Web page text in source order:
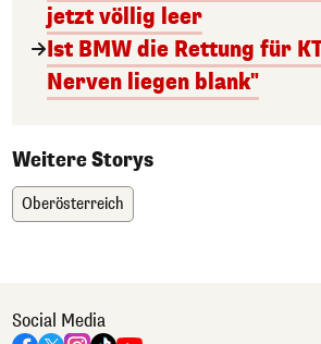
jetzt völlig leer
Ist BMW die Rettung für
Nerven liegen blank"
Weitere Storys
Oberösterreich
Social Media